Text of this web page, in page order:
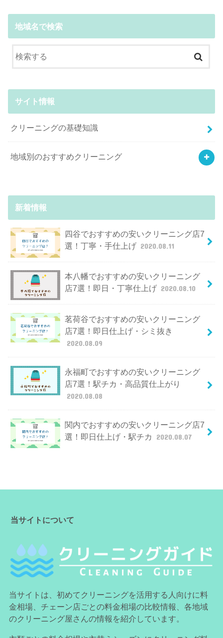
地域名で検索
サイト情報
クリーニングの基礎知識
地域別のおすすめクリーニング
新着情報
四谷でおすすめの安いクリーニング店7
選！丁寧・手仕上げ 2020.08.11
本八幡でおすすめの安いクリーニング
店7選！即日・丁寧仕上げ 2020.08.10
茗荷谷でおすすめの安いクリーニング
店7選！即日仕上げ・シミ抜き
2020.08.09
永福町でおすすめの安いクリーニング
店7選！駅チカ・高品質仕上がり
2020.08.08
関内でおすすめの安いクリーニング店7
選！即日仕上げ・駅チカ
2020.08.07
当サイトについて
当サイトは、初めてクリーニングを活用する人向けに料
金相場、チェーン店ごとの料金相場の比較情報、各地域
のクリーニング屋さんの情報を紹介しています。